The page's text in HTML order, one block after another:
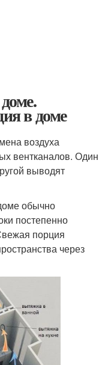
в доме
воздуха
вентканалов. Один
выводят
обычно
постепенно
порция
через